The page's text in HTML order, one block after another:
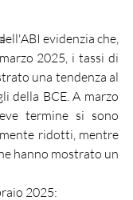
evidenzia che,
2025, i tassi di
una tendenza al
della BCE. A marzo
termine si sono
ridotti, mentre
hanno mostrato un
2025: